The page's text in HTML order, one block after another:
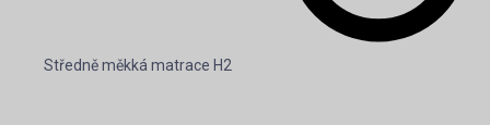
Středně měkká matrace H2